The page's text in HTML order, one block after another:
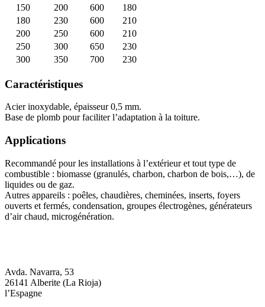
150
200 600
180
180
230 600
210
200
250 600
210
250
300 650
230
300
350 700 230
Caractéristiques
Acier inoxydable, épaisseur 0,5 mm.
Base de plomb pour faciliter l’adaptation à la toiture.
Applications
Recommandé pour les installations à l’extérieur et tout type de
combustible : biomasse (granulés, charbon, charbon de bois,…), de
liquides ou de gaz.
Autres appareils : poêles, chaudières, cheminées, inserts, foyers
ouverts et fermés, condensation, groupes électrogènes, générateurs
d’air chaud, microgénération.
Avda. Navarra, 53
26141 Alberite (La Rioja)
l’Espagne